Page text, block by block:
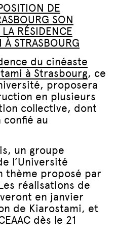
DE
SON
RÉSIDENCE
À STRASBOURG
du cinéaste
à Strasbourg, ce
proposera
en plusieurs
collective, dont
confié au
un groupe
l’Université
thème proposé par
réalisations de
en janvier
de Kiarostami, et
dès le 21